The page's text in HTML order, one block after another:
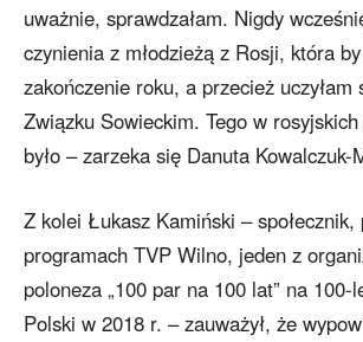
uważnie, sprawdzałam. Nigdy
czynienia z młodzieżą z Rosji, która
zakończenie roku, a przecież uczyłam
Związku Sowieckim. Tego w rosyjskich
było – zarzeka się Danuta Kowalczuk-
Z kolei Łukasz Kamiński –
programach TVP Wilno, jeden z
poloneza „100 par na 100 lat” na 100-
Polski w 2018 r. – zauważył, że